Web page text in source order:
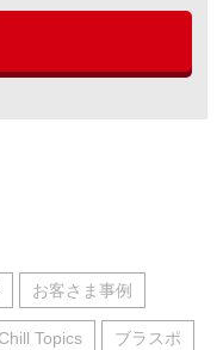
お客さま事例
Chill Topics ブラスポ